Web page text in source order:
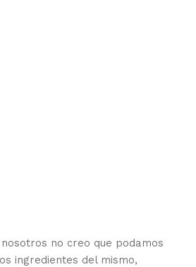
no creo que podamos
ingredientes del mismo,